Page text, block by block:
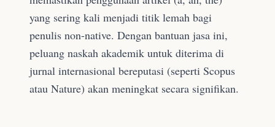
yang sering kali menjadi titik lemah bagi
penulis non-native. Dengan bantuan jasa ini,
peluang naskah akademik untuk diterima di
jurnal internasional bereputasi (seperti Scopus
atau Nature) akan meningkat secara signifikan.